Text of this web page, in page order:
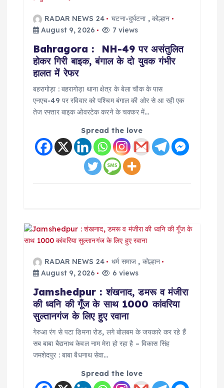
RADAR NEWS 24 घटना-दुर्घटना, कोल्हान
August 9, 2026
7 views
Bahragora : NH-49 पर असंतुलित
होकर गिरी बाइक, बंगाल के दो युवक गंभीर
हालत में रेफर
बहरागोड़ा : बहरागोड़ा थाना क्षेत्र के बेला चौक के पास
एनएच-49 पर रविवार को पश्चिम बंगाल की ओर से आ रही एक
तेज रफ्तार बाइक ओवरटेक करने के चक्कर में…
Spread the love
RADAR NEWS 24 धर्म समाज , कोल्हान
August 9, 2026
6 views
Jamshedpur : शंखनाद, डमरू व मंजीरा
की ध्वनि की गूँज के साथ 1000 कांवरिया
सुल्तानगंज के लिए हुए रवाना
गेरुआ रंग से पटा डिमना रोड, लगे बोलबम के जयकारे कर रहे हैं
सब बाबा बैद्यनाथ केवल नाम मेरा हो रहा है – विकास सिंह
जमशेदपुर : बाबा बैधनाथ सेवा…
Spread the love